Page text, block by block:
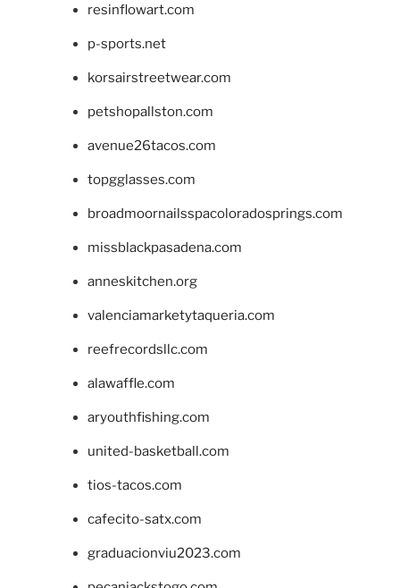
resinflowart.com
p-sports.net
korsairstreetwear.com
petshopallston.com
avenue26tacos.com
topgglasses.com
broadmoornailsspacoloradosprings.com
missblackpasadena.com
anneskitchen.org
valenciamarketytaqueria.com
reefrecordsllc.com
alawaffle.com
aryouthfishing.com
united-basketball.com
tios-tacos.com
cafecito-satx.com
graduacionviu2023.com